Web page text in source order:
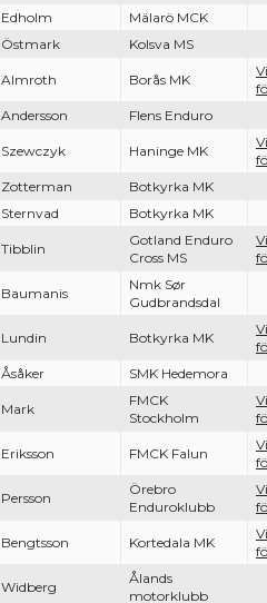
Edholm
Mälarö MCK
Östmark Kolsva MS
Almroth Borås MK
Andersson Flens Enduro
Szewczyk Haninge MK
Zotterman
Botkyrka MK
Sternvad Botkyrka MK
Tibblin
Gotland Enduro
Cross MS
Baumanis
Nmk Sør
Gudbrandsdal
Lundin Botkyrka MK
Åsåker SMK Hedemora
Mark
FMCK
Stockholm
Eriksson FMCK Falun
Persson
Örebro
Enduroklubb
Bengtsson Kortedala MK
Widberg
Ålands
motorklubb